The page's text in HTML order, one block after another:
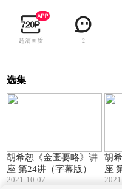
超清画质 2
选集
胡希恕《金匮要略》讲
座 第24讲（字幕版）
2021-10-07
胡
座